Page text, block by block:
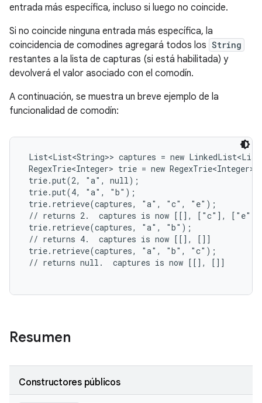
entrada más específica, incluso si luego no coincide.
Si no coincide ninguna entrada más específica, la
coincidencia de comodines agregará todos los String
restantes a la lista de capturas (si está habilitada) y
devolverá el valor asociado con el comodín.
A continuación, se muestra un breve ejemplo de la
funcionalidad de comodín:
List<List<String>> captures = new
RegexTrie<Integer> trie = new
trie.put(2, "a", null);
trie.put(4, "a", "b");
trie.retrieve(captures, "a", "c", "e");
// returns 2.  captures is now [[], ["c"], ["e"]]
trie.retrieve(captures, "a", "b");
// returns 4.  captures is now [[], []]
trie.retrieve(captures, "a", "b", "c");
// returns null.  captures is now [[], []]
Resumen
Constructores públicos